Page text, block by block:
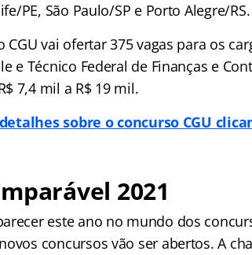
PE, São Paulo/SP e Porto Alegre/RS.
vai ofertar 375 vagas para os
e Técnico Federal de Finanças e
7,4 mil a R$ 19 mil.
sobre o concurso CGU
2021
este ano no mundo dos
concursos vão ser abertos. A